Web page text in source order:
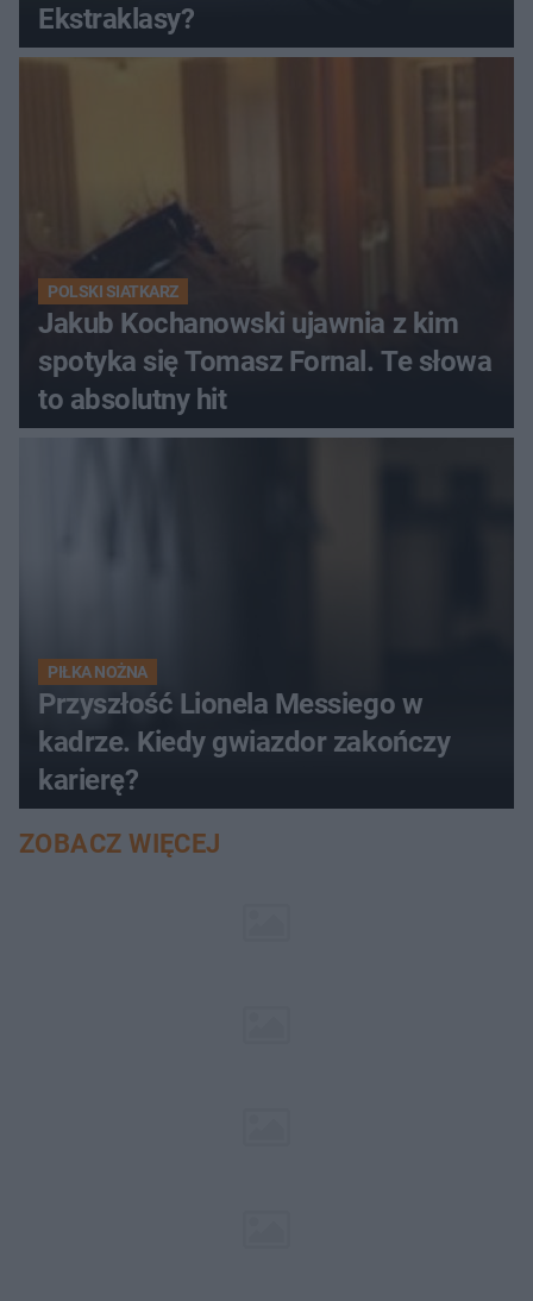
Ekstraklasy?
POLSKI SIATKARZ
Jakub Kochanowski ujawnia z kim
spotyka się Tomasz Fornal. Te słowa
to absolutny hit
PIŁKA NOŻNA
Przyszłość Lionela Messiego w
kadrze. Kiedy gwiazdor zakończy
karierę?
ZOBACZ WIĘCEJ